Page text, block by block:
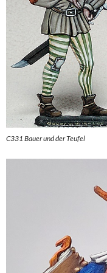
C331 Bauer und der Teufel